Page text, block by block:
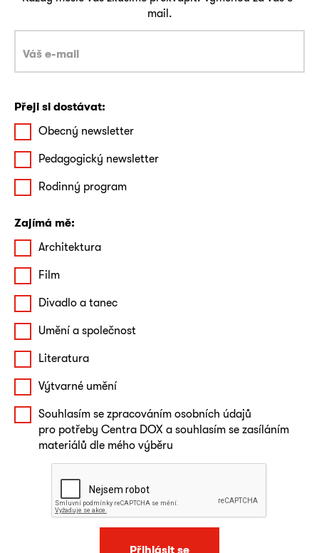
mail.
Přeji si dostávat:
Obecný newsletter
Pedagogický newsletter
Rodinný program
Zajímá mě:
Architektura
Film
Divadlo a tanec
Umění a společnost
Literatura
Výtvarné umění
Souhlasím se zpracováním osobních údajů
pro potřeby Centra DOX a souhlasím se zasíláním
materiálů dle mého výběru
Přihlásit se